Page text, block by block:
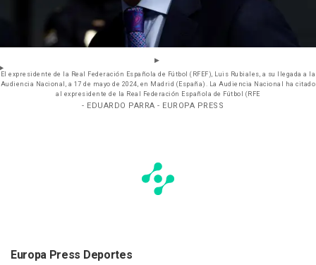
El expresidente de la Real Federación Española de Fútbol (RFEF), Luis Rubiales, a su llegada a la
Audiencia Nacional, a 17 de mayo de 2024, en Madrid (España). La Audiencia Nacional ha citado
al expresidente de la Real Federación Española de Fútbol (RFE
- EDUARDO PARRA - EUROPA PRESS
Europa Press Deportes